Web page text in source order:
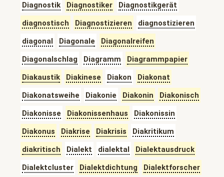
Diagnostik
Diagnostiker
Diagnostikgerät
diagnostisch
Diagnostizieren
diagnostizieren
diagonal
Diagonale
Diagonalreifen
Diagonalschlag
Diagramm
Diagrammpapier
Diakaustik
Diakinese Diakon
Diakonat
Diakonatsweihe
Diakonie Diakonin
Diakonisch
Diakonisse
Diakonissenhaus
Diakonissin
Diakonus
Diakrise Diakrisis
Diakritikum
diakritisch
Dialekt dialektal
Dialektausdruck
Dialektcluster
Dialektdichtung
Dialektforscher